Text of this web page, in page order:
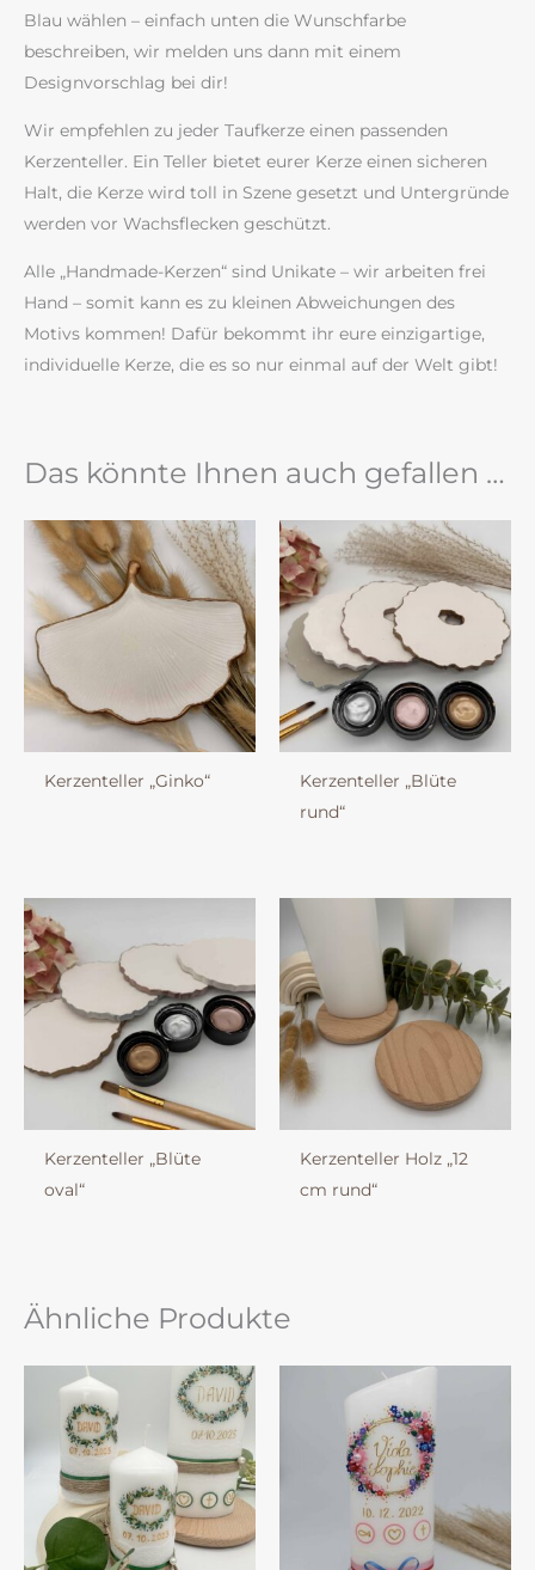
Blau wählen – einfach unten die Wunschfarbe
beschreiben, wir melden uns dann mit einem
Designvorschlag bei dir!
Wir empfehlen zu jeder Taufkerze einen passenden
Kerzenteller. Ein Teller bietet eurer Kerze einen sicheren
Halt, die Kerze wird toll in Szene gesetzt und Untergründe
werden vor Wachsflecken geschützt.
Alle „Handmade-Kerzen“ sind Unikate – wir arbeiten frei
Hand – somit kann es zu kleinen Abweichungen des
Motivs kommen! Dafür bekommt ihr eure einzigartige,
individuelle Kerze, die es so nur einmal auf der Welt gibt!
Das könnte Ihnen auch gefallen …
Kerzenteller „Ginko“
Kerzenteller „Blüte
rund“
Kerzenteller „Blüte
oval“
Kerzenteller Holz „12
cm rund“
Ähnliche Produkte